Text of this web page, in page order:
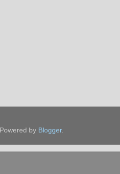
Powered by Blogger.